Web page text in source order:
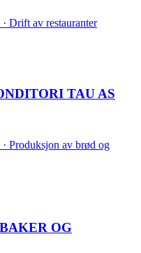
Drift av restauranter
TAU AS
Produksjon av brød og
OG